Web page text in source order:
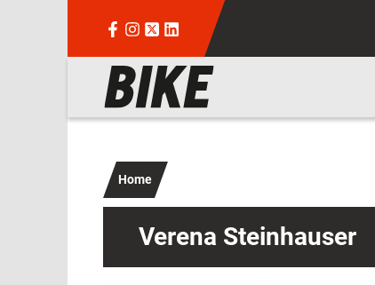
Navigazione principale
Home
Verena Steinhauser